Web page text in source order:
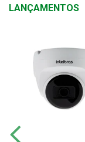
LANÇAMENTOS